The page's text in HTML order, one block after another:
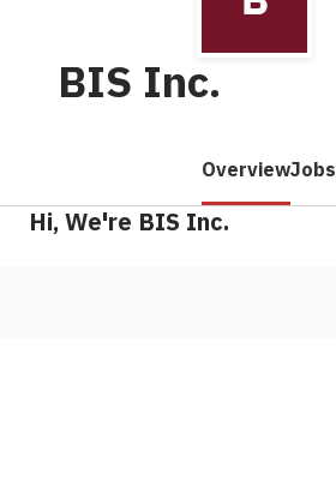
BIS Inc.
OverviewJobs
Hi, We're BIS Inc.